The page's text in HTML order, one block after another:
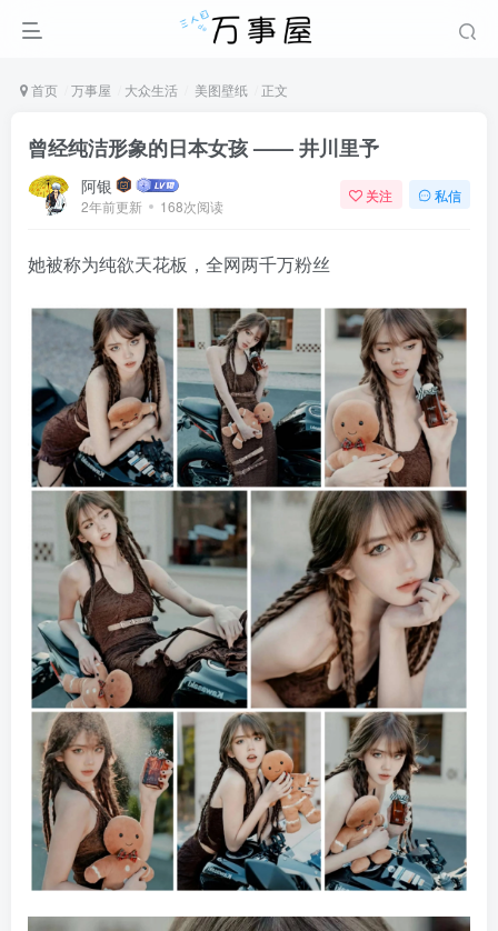
首页 万事屋 大众生活 美图壁纸 正文
曾经纯洁形象的日本女孩 —— 井川里予
阿银
2年前更新 168次阅读
关注 私信
她被称为纯欲天花板，全网两千万粉丝